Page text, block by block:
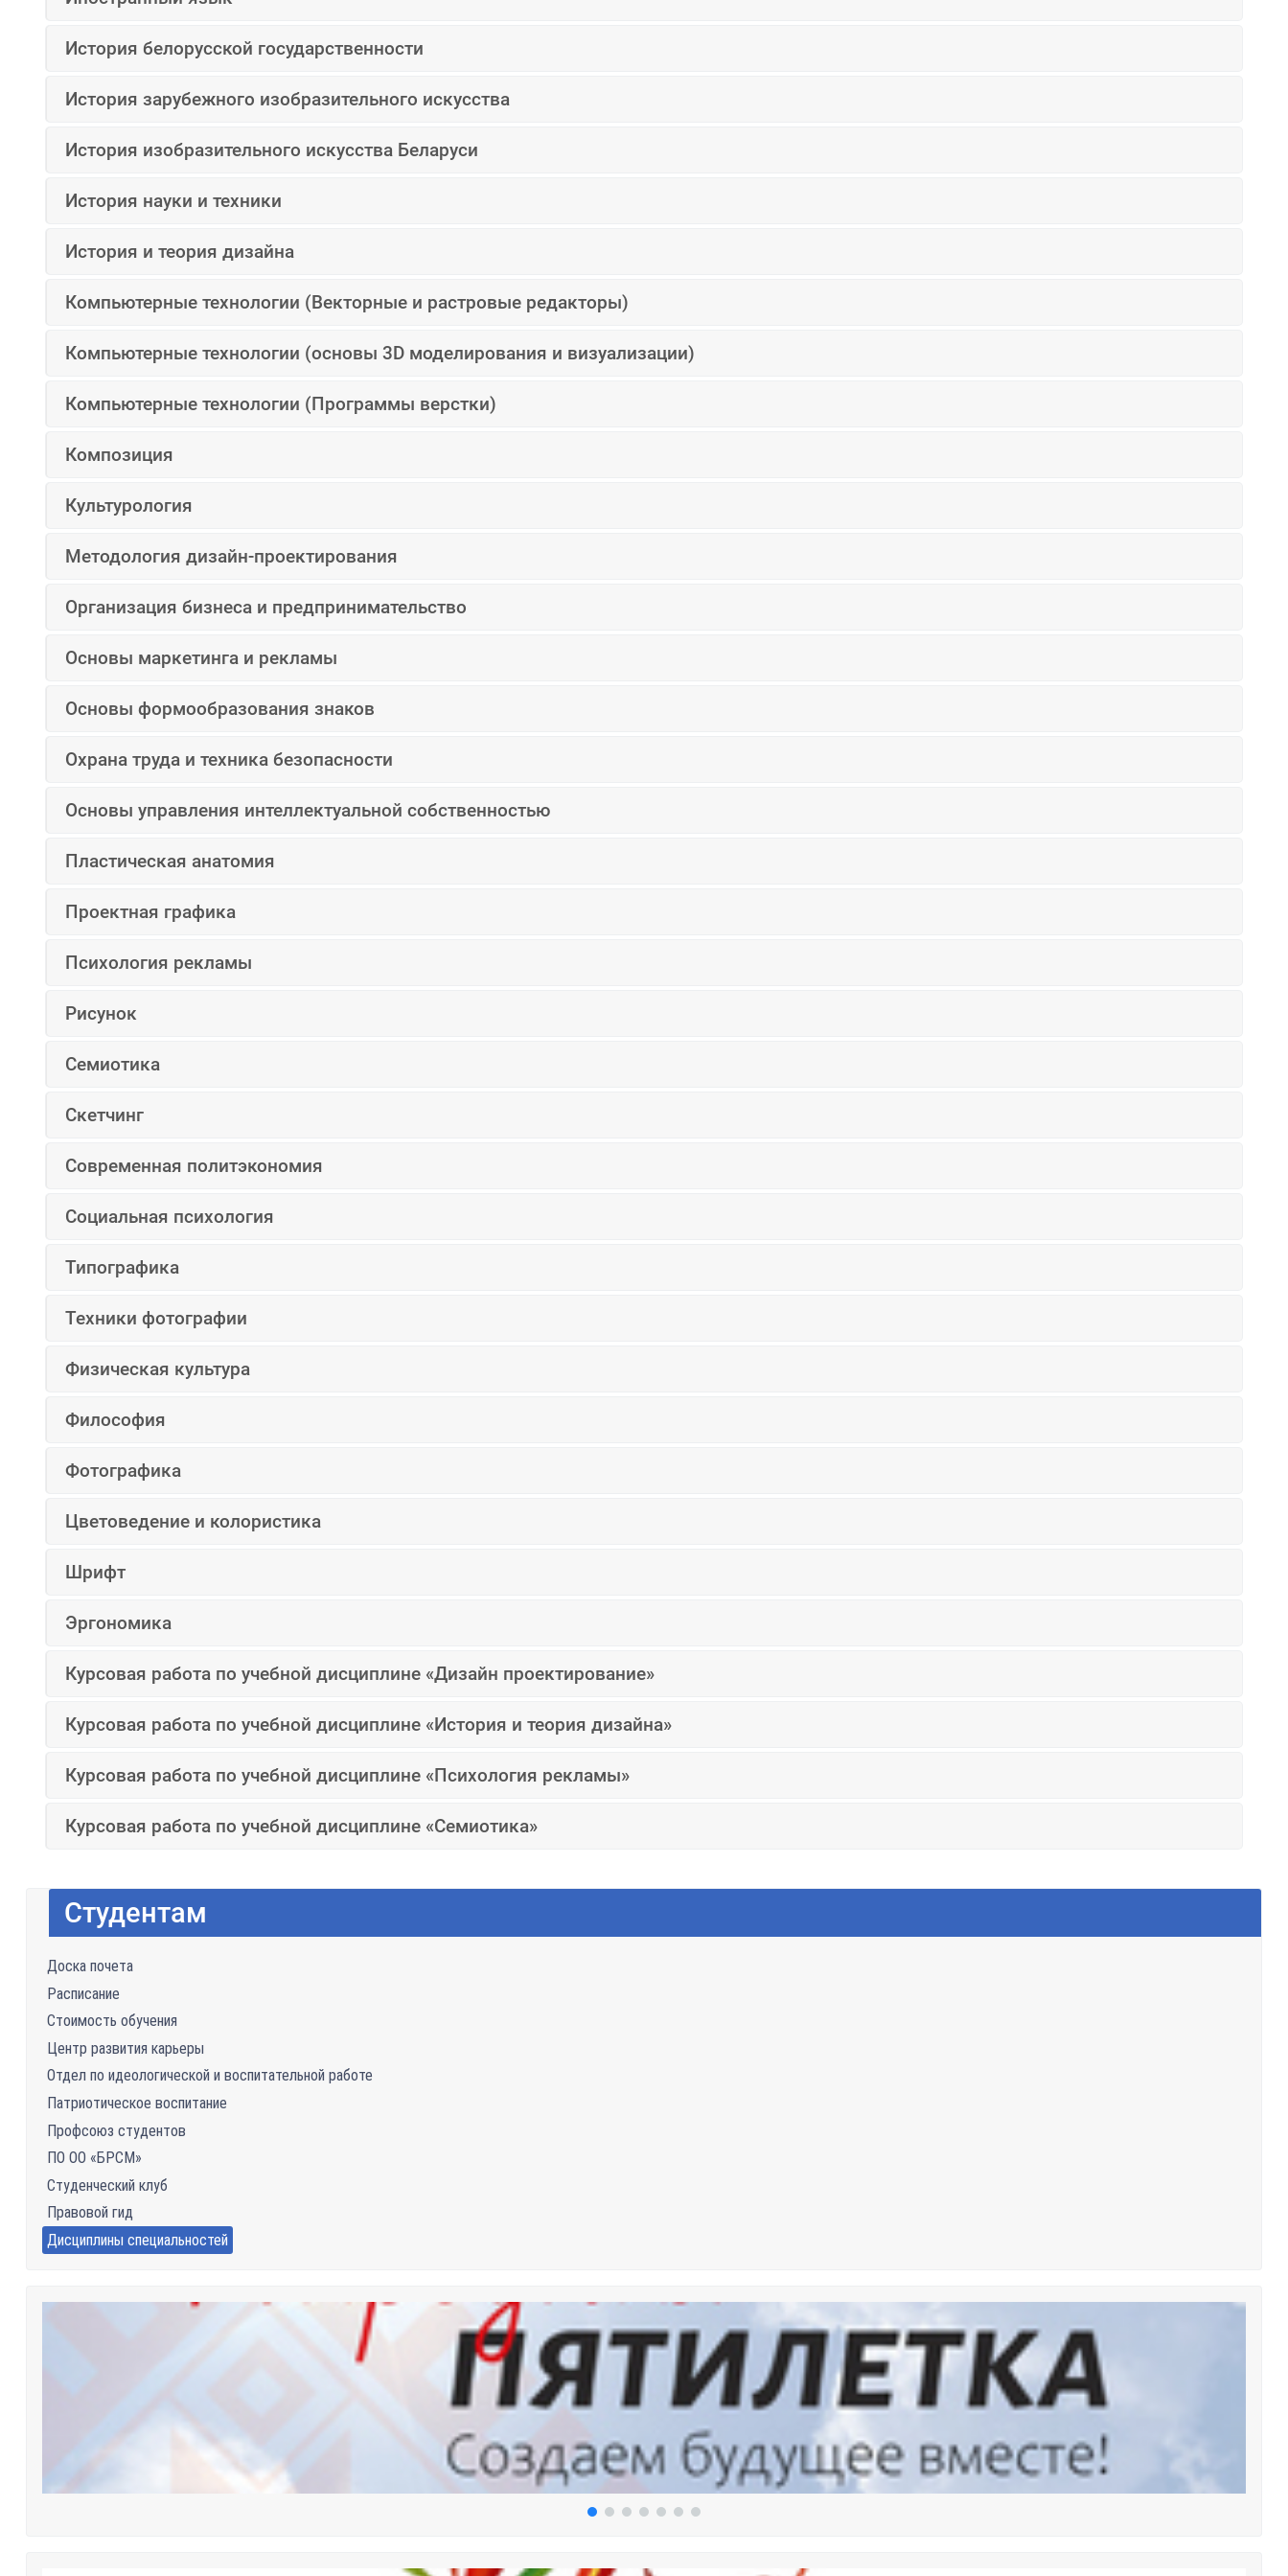
История белорусской государственности
История зарубежного изобразительного искусства
История изобразительного искусства Беларуси
История науки и техники
История и теория дизайна
Компьютерные технологии (Векторные и растровые редакторы)
Компьютерные технологии (основы 3D моделирования и визуализации)
Компьютерные технологии (Программы верстки)
Композиция
Культурология
Методология дизайн-проектирования
Организация бизнеса и предпринимательство
Основы маркетинга и рекламы
Основы формообразования знаков
Охрана труда и техника безопасности
Основы управления интеллектуальной собственностью
Пластическая анатомия
Проектная графика
Психология рекламы
Рисунок
Семиотика
Скетчинг
Современная политэкономия
Социальная психология
Типографика
Техники фотографии
Физическая культура
Философия
Фотографика
Цветоведение и колористика
Шрифт
Эргономика
Курсовая работа по учебной дисциплине «Дизайн проектирование»
Курсовая работа по учебной дисциплине «История и теория дизайна»
Курсовая работа по учебной дисциплине «Психология рекламы»
Курсовая работа по учебной дисциплине «Семиотика»
Студентам
Доска почета
Расписание
Стоимость обучения
Центр развития карьеры
Отдел по идеологической и воспитательной работе
Патриотическое воспитание
Профсоюз студентов
ПО ОО «БРСМ»
Студенческий клуб
Правовой гид
Дисциплины специальностей